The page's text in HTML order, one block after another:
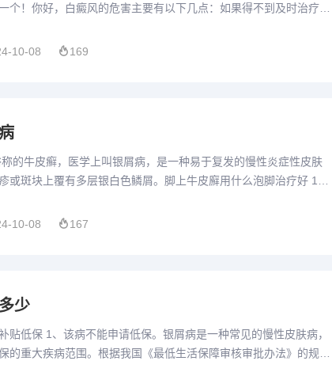
个！你好，白癜风的危害主要有以下几点：如果得不到及时治疗，
10-08 169
的牛皮癣，医学上叫银屑病，是一种易于复发的慢性炎症性皮肤
或斑块上覆有多层银白色鳞屑。脚上牛皮廯用什么泡脚治疗好 1、
10-08 167
少
贴低保 1、该病不能申请低保。银屑病是一种常见的慢性皮肤病，
的重大疾病范围。根据我国《最低生活保障审核审批办法》的规